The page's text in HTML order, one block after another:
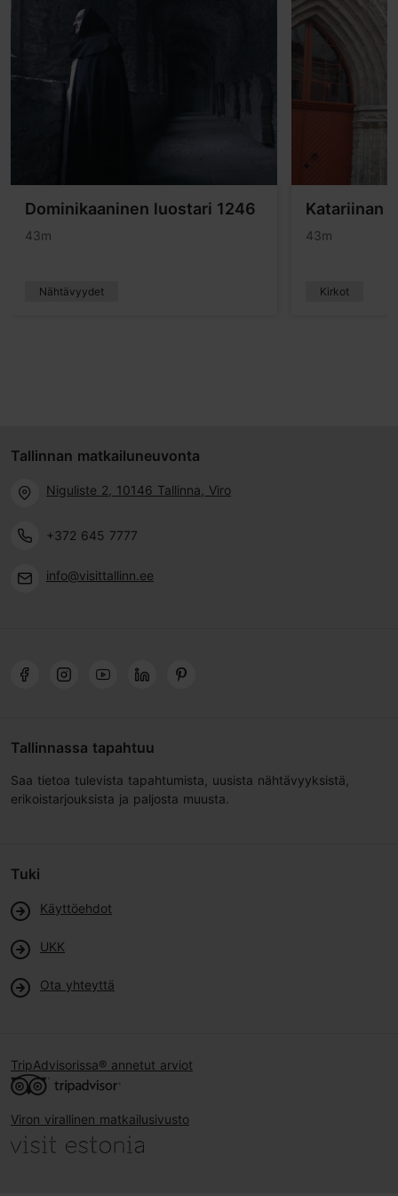
Dominikaaninen luostari 1246
43m
Nähtävyydet
Katariinan
43m
Kirkot
Tallinnan matkailuneuvonta
Niguliste 2, 10146 Tallinna, Viro
+372 645 7777
info@visittallinn.ee
Tallinnassa tapahtuu
Saa tietoa tulevista tapahtumista, uusista nähtävyyksistä,
erikoistarjouksista ja paljosta muusta.
Tuki
Käyttöehdot
UKK
Ota yhteyttä
TripAdvisorissa® annetut arviot
Viron virallinen matkailusivusto